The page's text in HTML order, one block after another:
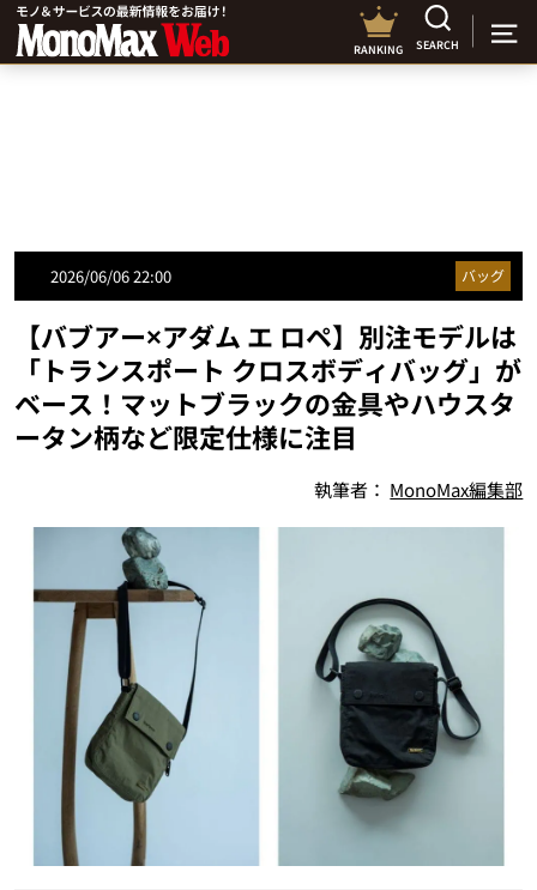
RANKING SEARCH
2026/06/06 22:00 バッグ
【バブアー×アダム エ ロペ】別注モデルは
「トランスポート クロスボディバッグ」が
ベース！マットブラックの金具やハウスタ
ータン柄など限定仕様に注目
執筆者： MonoMax編集部